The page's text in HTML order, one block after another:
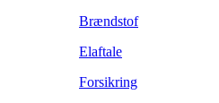
Brændstof
Elaftale
Forsikring